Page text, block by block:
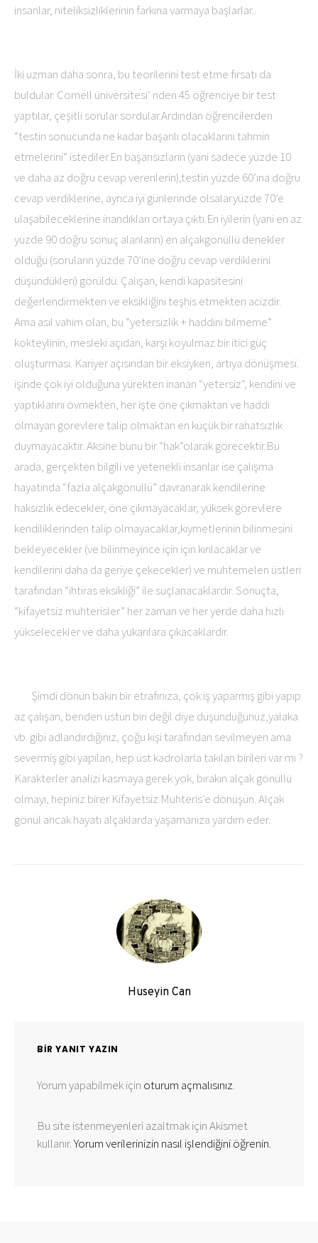
insanlar, niteliksizliklerinin farkına varmaya başlarlar..
İki uzman daha sonra, bu teorilerini test etme fırsatı da
buldular. Cornell üniversitesi’ nden 45 öğrenciye bir test
yaptılar, çeşitli sorular sordular.Ardından öğrencilerden
“testin sonucunda ne kadar başarılı olacaklarını tahmin
etmelerini” istediler.En başarısızların (yani sadece yüzde 10
ve daha az doğru cevap verenlerin),testin yüzde 60’ına doğru
cevap verdiklerine, ayrıca iyi günlerinde olsalaryüzde 70’e
ulaşabileceklerine inandıkları ortaya çıktı.En iyilerin (yani en az
yüzde 90 doğru sonuç alanların) en alçakgönüllü denekler
olduğu (soruların yüzde 70’ine doğru cevap verdiklerini
düşündükleri) görüldü. Çalışan, kendi kapasitesini
değerlendirmekten ve eksikliğini teşhis etmekten acizdir.
Ama asıl vahim olan, bu “yetersizlik + haddini bilmeme”
kokteylinin, mesleki açıdan, karşı koyulmaz bir itici güç
oluşturması. Kariyer açısından bir eksiyken, artıya dönüşmesi.
işinde çok iyi olduğuna yürekten inanan “yetersiz”, kendini ve
yaptıklarını övmekten, her işte öne çıkmaktan ve haddi
olmayan görevlere talip olmaktan en küçük bir rahatsızlık
duymayacaktır. Aksine bunu bir “hak”olarak görecektir.Bu
arada, gerçekten bilgili ve yetenekli insanlar ise çalışma
hayatında “fazla alçakgönüllü” davranarak kendilerine
haksızlık edecekler, öne çıkmayacaklar, yüksek görevlere
kendiliklerinden talip olmayacaklar,kıymetlerinin bilinmesini
bekleyecekler (ve bilinmeyince için için kırılacaklar ve
kendilerini daha da geriye çekecekler) ve muhtemelen üstleri
tarafından “ihtiras eksikliği” ile suçlanacaklardır. Sonuçta,
“kifayetsiz muhterisler” her zaman ve her yerde daha hızlı
yükselecekler ve daha yukarılara çıkacaklardır.
Şimdi dönün bakın bir etrafınıza, çok iş yaparmış gibi yapıp
az çalışan, benden üstün biri değil diye düşündüğünüz,yalaka
vb. gibi adlandırdığınız, çoğu kişi tarafından sevilmeyen ama
severmiş gibi yapılan, hep üst kadrolarla takılan birileri var mı ?
Karakterler analizi kasmaya gerek yok, bırakın alçak gönüllü
olmayı, hepiniz birer Kifayetsiz Muhteris’e dönüşün. Alçak
gönül ancak hayatı alçaklarda yaşamanıza yardım eder.
Huseyin Can
BIR YANIT YAZIN
Yorum yapabilmek için oturum açmalısınız.
Bu site istenmeyenleri azaltmak için Akismet
kullanır.Yorum verilerinizin nasıl işlendiğini öğrenin.